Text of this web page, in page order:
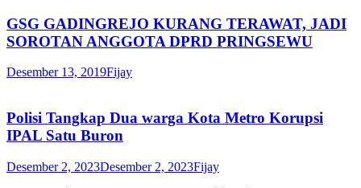
GSG GADINGREJO KURANG TERAWAT, JADI
SOROTAN ANGGOTA DPRD PRINGSEWU
Desember 13, 2019Fijay
Polisi Tangkap Dua warga Kota Metro Korupsi
IPAL Satu Buron
Desember 2, 2023Desember 2, 2023Fijay